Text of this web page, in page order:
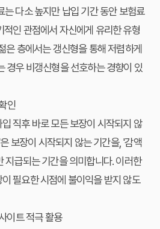
는 다소 높지만 납입 기간 동안 보험료
적인 관점에서 자신에게 유리한 유형
은 층에서는 갱신형을 통해 저렴하게
경우 비갱신형을 선호하는 경향이 있
인
직후 바로 모든 보장이 시작되지 않
보장이 시작되지 않는 기간을, '감액
지급되는 기간을 의미합니다. 이러한
필요한 시점에 불이익을 받지 않도
이트 적극 활용